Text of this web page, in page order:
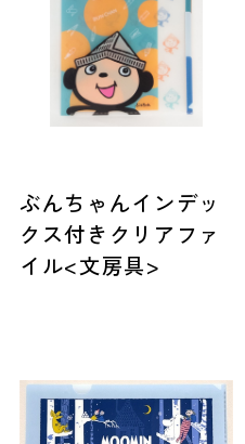
ぶんちゃんインデッ
クス付きクリアファ
イル<文房具>